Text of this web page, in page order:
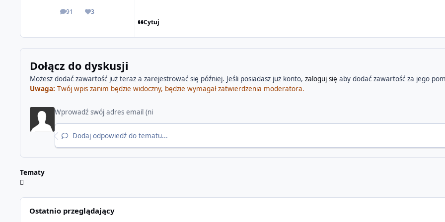
91
odpowiedzi
3
Reputacja
Cytuj
Dołącz do dyskusji
Możesz dodać zawartość już teraz a zarejestrować się później. Jeśli posiadasz już konto, zaloguj się aby dodać zawartość za jego
Uwaga: Twój wpis zanim będzie widoczny, będzie wymagał zatwierdzenia moderatora.
Dodaj odpowiedź do tematu...
Tematy
Ostatnio przeglądający